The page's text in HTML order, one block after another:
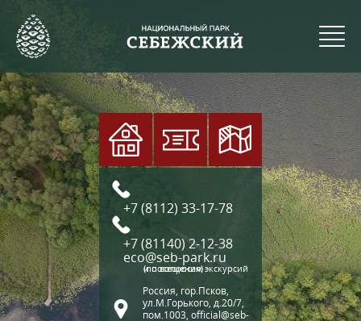
+7 (8112) 33-17-78
+7 (81140) 2-12-38
eco@seb-park.ru
(по вопросам экскурсий и посещения)
Россия, гор.Псков,
ул.М.Горького, д.20/7,
пом.1003, official@seb-